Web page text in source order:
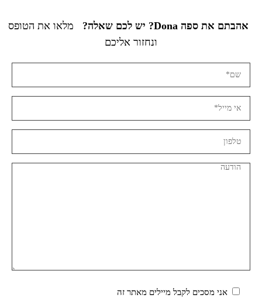
אהבתם את ספה Dona? יש לכם שאלה?
מלאו את הטופס
ונחזור אליכם
אני מסכים לקבל מיילים מאתר זה